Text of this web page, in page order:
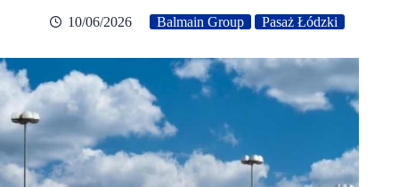
10/06/2026 Balmain Group Pasaż Łódzki